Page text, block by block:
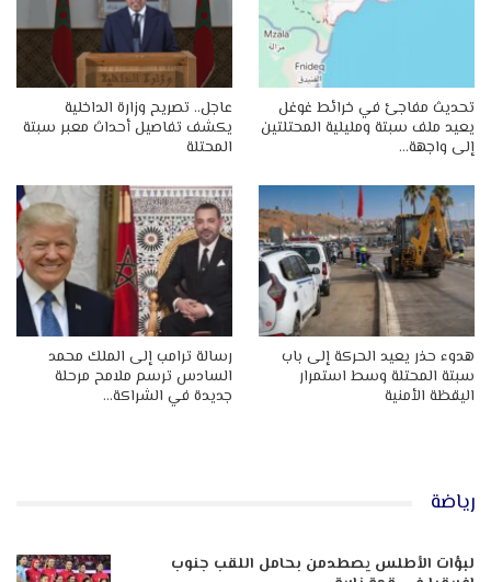
تحديث مفاجئ في خرائط غوغل
يعيد ملف سبتة ومليلية المحتلتين
إلى واجهة…
عاجل.. تصريح وزارة الداخلية
يكشف تفاصيل أحداث معبر سبتة
المحتلة
هدوء حذر يعيد الحركة إلى باب
سبتة المحتلة وسط استمرار
اليقظة الأمنية
رسالة ترامب إلى الملك محمد
السادس ترسم ملامح مرحلة
جديدة في الشراكة…
رياضة
لبؤات الأطلس يصطدمن بحامل اللقب جنوب